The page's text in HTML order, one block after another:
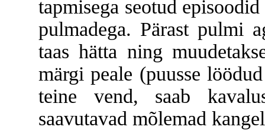
tapmisega seotud
pulmadega. Pärast pulmi
taas hätta ning
märgi peale (puusse
teine vend, saab
saavutavad mõlemad